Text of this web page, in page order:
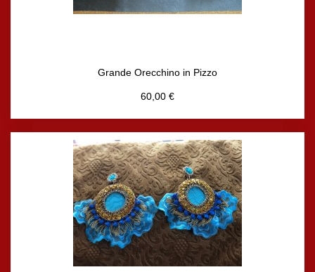
Grande Orecchino in Pizzo
60,00 €